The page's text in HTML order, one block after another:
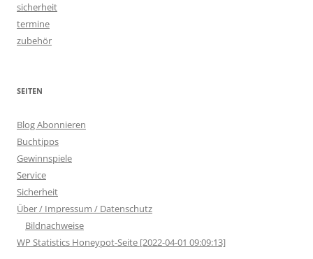
sicherheit
termine
zubehör
SEITEN
Blog Abonnieren
Buchtipps
Gewinnspiele
Service
Sicherheit
Über / Impressum / Datenschutz
Bildnachweise
WP Statistics Honeypot-Seite [2022-04-01 09:09:13]